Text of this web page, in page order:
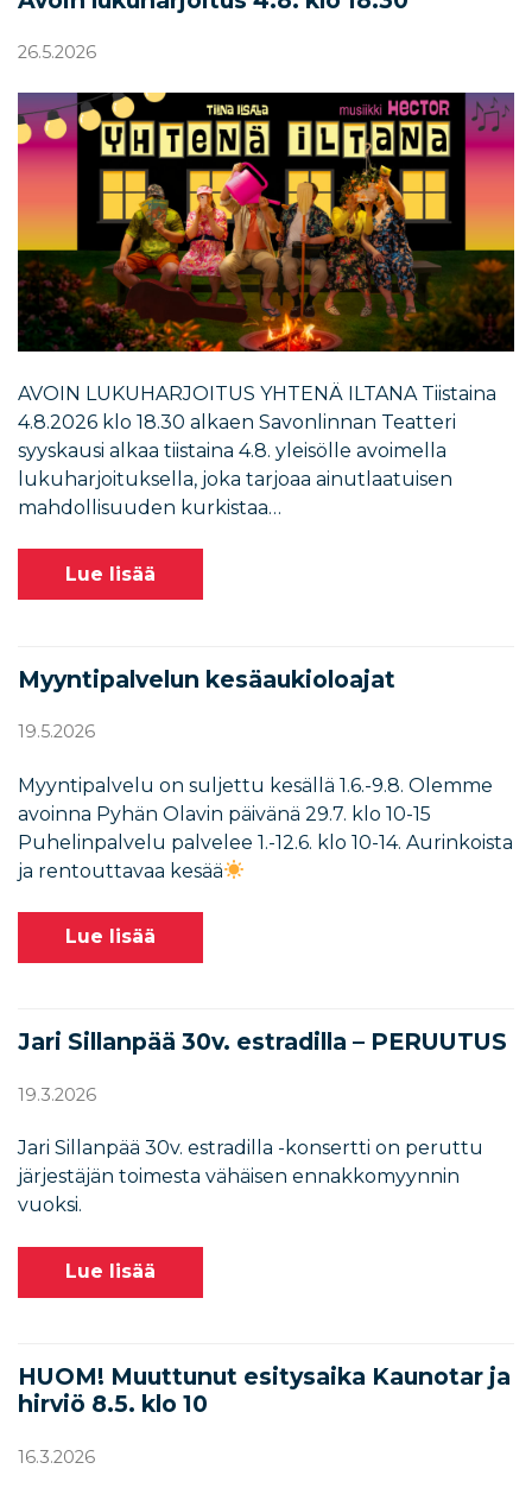
26.5.2026
AVOIN LUKUHARJOITUS YHTENÄ ILTANA Tiistaina
4.8.2026 klo 18.30 alkaen Savonlinnan Teatteri
syyskausi alkaa tiistaina 4.8. yleisölle avoimella
lukuharjoituksella, joka tarjoaa ainutlaatuisen
mahdollisuuden kurkistaa…
Lue lisää
Myyntipalvelun kesäaukioloajat
19.5.2026
Myyntipalvelu on suljettu kesällä 1.6.-9.8. Olemme
avoinna Pyhän Olavin päivänä 29.7. klo 10-15
Puhelinpalvelu palvelee 1.-12.6. klo 10-14. Aurinkoista
ja rentouttavaa kesää
Lue lisää
Jari Sillanpää 30v. estradilla – PERUUTUS
19.3.2026
Jari Sillanpää 30v. estradilla -konsertti on peruttu
järjestäjän toimesta vähäisen ennakkomyynnin
vuoksi.
Lue lisää
HUOM! Muuttunut esitysaika Kaunotar ja
hirviö 8.5. klo 10
16.3.2026